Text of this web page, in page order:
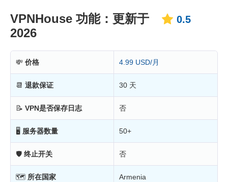
VPNHouse 功能：更新于
2026
0.5
💸 价格 4.99 USD/月
📆 退款保证 30 天
📝 VPN是否保存日志 否
🖥 服务器数量 50+
🛡 终止开关 否
🗺 所在国家 Armenia